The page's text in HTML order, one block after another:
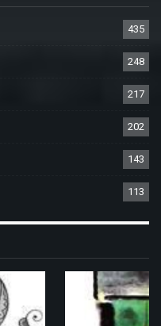
435
248
217
202
143
113